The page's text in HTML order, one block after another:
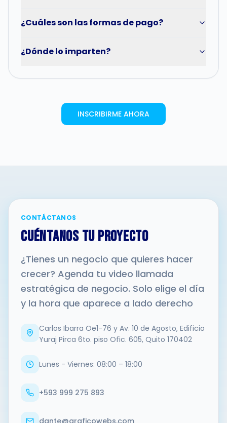
¿Cuáles son las formas de pago?
¿Dónde lo imparten?
INSCRIBIRME AHORA
CONTÁCTANOS
CUÉNTANOS TU PROYECTO
¿Tienes un negocio que quieres hacer
crecer? Agenda tu video llamada
estratégica de negocio. Solo elige el día
y la hora que aparece a lado derecho
Carlos Ibarra Oe1-76 y Av. 10 de Agosto, Edificio
Yuraj Pirca 6to. piso Ofic. 605, Quito 170402
Lunes - Viernes: 08:00 – 18:00
+593 999 275 893
dante@graficowebs.com